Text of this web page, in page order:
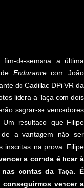
fim-de-semana a última
Endurancecom João
do Cadillac DPi-VR da
lidera a Taça com dois
sagrar-se vencedores
resultado que Filipe
de a vantagem não ser
inscritas na prova, Filipe
a corrida é ficar à
contas da Taça. É
vencer a